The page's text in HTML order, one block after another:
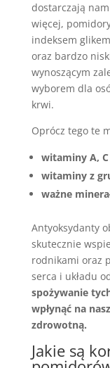
dostarczają nam
więcej,
indeksem
oraz bardzo
wynoszącym
wyborem dla
krwi.
Oprócz tego te
witaminy A, C
witaminy z
ważne
Antyoksydanty
skutecznie
rodnikami oraz
serca i układu
spożywanie
wpłynąć na
zdrowotną.
Jakie są